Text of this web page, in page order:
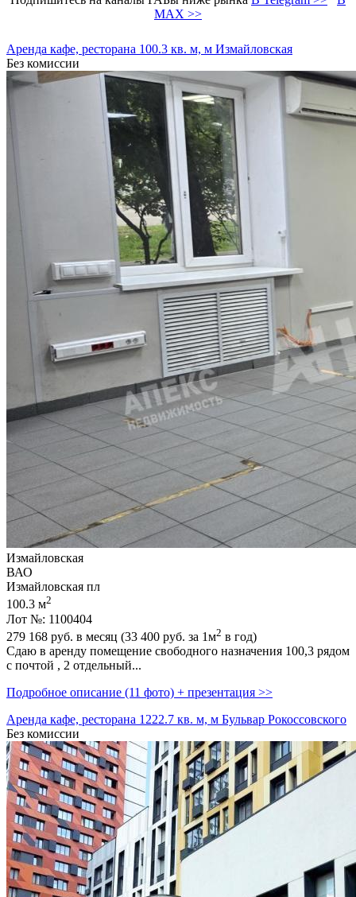
MAX >>
Аренда кафе, ресторана 100.3 кв. м, м Измайловская
Без комиссии
Измайловская
ВАО
Измайловская пл
100.3 м2
Лот №: 1100404
279 168 руб. в месяц (33 400 руб. за 1м2 в год)
Сдаю в аренду помещение свободного назначения 100,­3 рядом
с почтой ,­ 2 отдельный...
Подробное описание (11 фото) + презентация >>
Аренда кафе, ресторана 1222.7 кв. м, м Бульвар Рокоссовского
Без комиссии